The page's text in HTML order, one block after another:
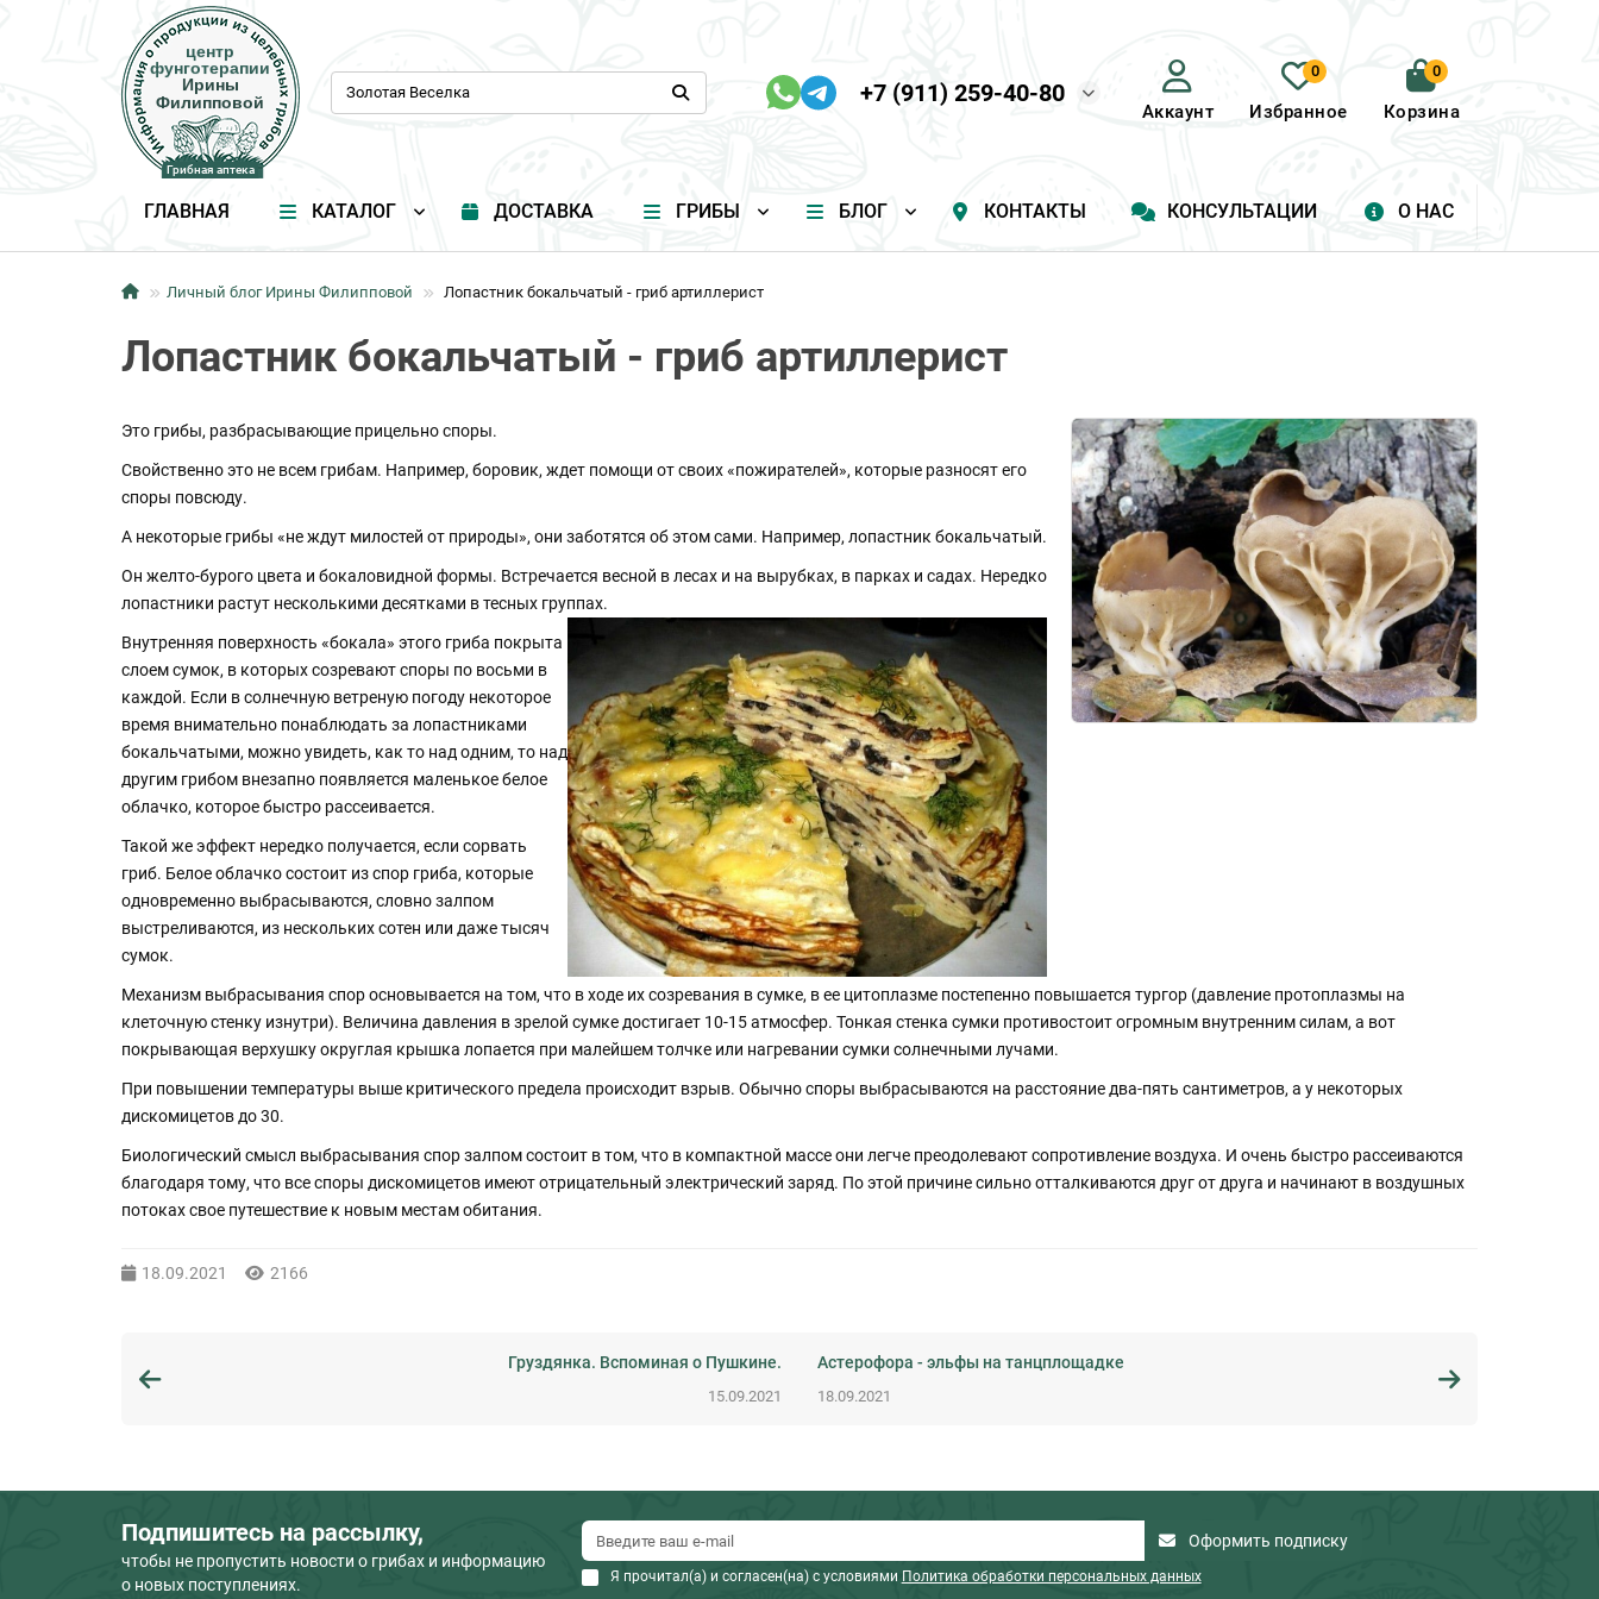
центр
фунготерапии
Ирины
Филипповой
Грибная аптека
центр
фунготерапии
Ирины
Филипповой
Грибная аптека
+7 (911) 259-40-80
Аккаунт
0
Избранное
0
Корзина
ГЛАВНАЯ КАТАЛОГ ДОСТАВКА ГРИБЫ БЛОГ КОНТАКТЫ КОНСУЛЬТАЦИИ О НАС
Личный блог Ирины Филипповой Лопастник бокальчатый - гриб артиллерист
Лопастник бокальчатый - гриб артиллерист
Это грибы, разбрасывающие прицельно споры.
Свойственно это не всем грибам. Например, боровик, ждет помощи от своих «пожирателей», которые разносят его
споры повсюду.
А некоторые грибы «не ждут милостей от природы», они заботятся об этом сами. Например, лопастник бокальчатый.
Он желто-бурого цвета и бокаловидной формы. Встречается весной в лесах и на вырубках, в парках и садах. Нередко
лопастники растут несколькими десятками в тесных группах.
Внутренняя поверхность «бокала» этого гриба покрыта
слоем сумок, в которых созревают споры по восьми в
каждой. Если в солнечную ветреную погоду некоторое
время внимательно понаблюдать за лопастниками
бокальчатыми, можно увидеть, как то над одним, то над
другим грибом внезапно появляется маленькое белое
облачко, которое быстро рассеивается.
Такой же эффект нередко получается, если сорвать
гриб. Белое облачко состоит из спор гриба, которые
одновременно выбрасываются, словно залпом
выстреливаются, из нескольких сотен или даже тысяч
сумок.
Механизм выбрасывания спор основывается на том, что в ходе их созревания в сумке, в ее цитоплазме постепенно повышается тургор (давление протоплазмы на
клеточную стенку изнутри). Величина давления в зрелой сумке достигает 10-15 атмосфер. Тонкая стенка сумки противостоит огромным внутренним силам, а вот
покрывающая верхушку округлая крышка лопается при малейшем толчке или нагревании сумки солнечными лучами.
При повышении температуры выше критического предела происходит взрыв. Обычно споры выбрасываются на расстояние два-пять сантиметров, а у некоторых
дискомицетов до 30.
Биологический смысл выбрасывания спор залпом состоит в том, что в компактной массе они легче преодолевают сопротивление воздуха. И очень быстро рассеиваются
благодаря тому, что все споры дискомицетов имеют отрицательный электрический заряд. По этой причине сильно отталкиваются друг от друга и начинают в воздушных
потоках свое путешествие к новым местам обитания.
18.09.2021 2166
Груздянка. Вспоминая о Пушкине.
15.09.2021
Астерофора - эльфы на танцплощадке
18.09.2021
Подпишитесь на рассылку,
чтобы не пропустить новости о грибах и информацию
о новых поступлениях.
Оформить подписку
Я прочитал(а) и согласен(на) с условиями Политика обработки персональных данных